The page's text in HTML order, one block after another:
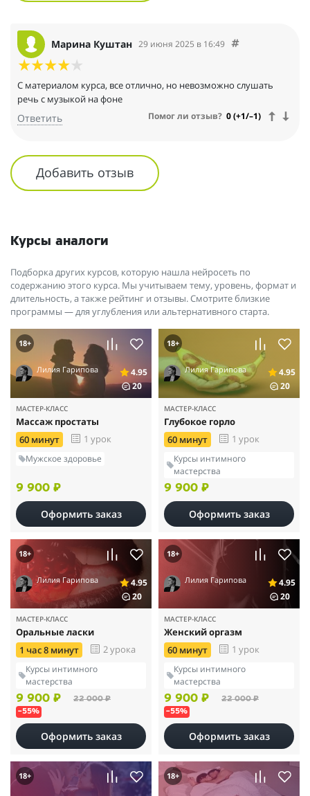
Марина Куштан 29 июня 2025 в 16:49
С материалом курса, все отлично, но невозможно слушать
речь с музыкой на фоне
Ответить Помог ли отзыв? 0 (+1/–1)
Добавить отзыв
Курсы аналоги
Подборка других курсов, которую нашла нейросеть по
содержанию этого курса. Мы учитываем тему, уровень, формат и
длительность, а также рейтинг и отзывы. Смотрите близкие
программы — для углубления или альтернативного старта.
18+
Лилия Гарипова
4.95
20
МАСТЕР-КЛАСС
Массаж простаты
60 минут
1 урок
Мужское здоровье
9 900 ₽
Оформить заказ
18+
Лилия Гарипова
4.95
20
МАСТЕР-КЛАСС
Глубокое горло
60 минут
1 урок
Курсы интимного
мастерства
9 900 ₽
Оформить заказ
18+
Лилия Гарипова
4.95
20
МАСТЕР-КЛАСС
Оральные ласки
1 час 8 минут
2 урока
Курсы интимного
мастерства
9 900 ₽ 22 000 ₽
–55%
Оформить заказ
18+
Лилия Гарипова
4.95
20
МАСТЕР-КЛАСС
Женский оргазм
60 минут
1 урок
Курсы интимного
мастерства
9 900 ₽ 22 000 ₽
–55%
Оформить заказ
18+ 18+